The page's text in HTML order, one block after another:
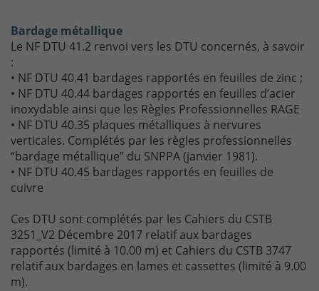
Bardage métallique
Le NF DTU 41.2 renvoi vers les DTU concernés, à savoir
:
• NF DTU 40.41 bardages rapportés en feuilles de zinc ;
• NF DTU 40.44 bardages rapportés en feuilles d’acier
inoxydable ainsi que les Règles Professionnelles RAGE
• NF DTU 40.35 plaques métalliques à nervures
verticales. Complétés par les règles professionnelles
“bardage métallique” du SNPPA (janvier 1981).
• NF DTU 40.45 bardages rapportés en feuilles de
cuivre
Ces DTU sont complétés par les Cahiers du CSTB
3251_V2 Décembre 2017 relatif aux bardages
rapportés (limité à 10.00 m) et Cahiers du CSTB 3747
relatif aux bardages en lames et cassettes (limité à 9.00
m).